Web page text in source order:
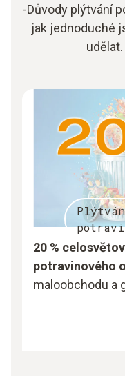
-Důvody plýtvání
jak jednoduché
20 %
potravinového
maloobchodu a